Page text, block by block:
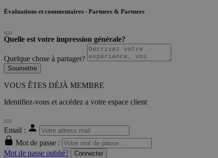
Évaluations et commentaires - Partners & Partners
Quelle est votre impression générale?
Quelque chose à partager?
Soumettre
VOUS ÊTES DÉJÀ MEMBRE
Identifiez-vous et accédez a votre espace client
Email :
Mot de passe :
Mot de passe oublié?
Connecter